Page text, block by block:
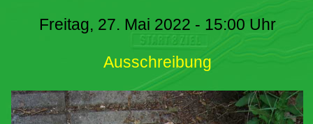
Freitag, 27. Mai 2022 - 15:00 Uhr
Ausschreibung